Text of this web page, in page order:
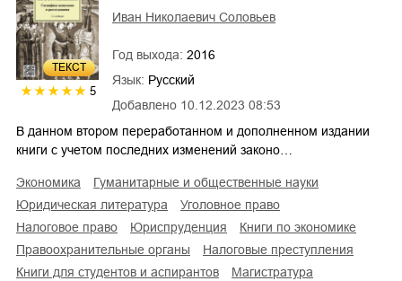
ТЕКСТ
5
Добавлено 10.12.2023 08:53
Иван Николаевич Соловьев
Год выхода: 2016
Язык: Русский
В данном втором переработанном и дополненном издании
книги с учетом последних изменений законо…
экономика
гуманитарные и общественные науки
юридическая литература
уголовное право
налоговое право
юриспруденция
книги по экономике
правоохранительные органы
налоговые преступления
книги для студентов и аспирантов
магистратура